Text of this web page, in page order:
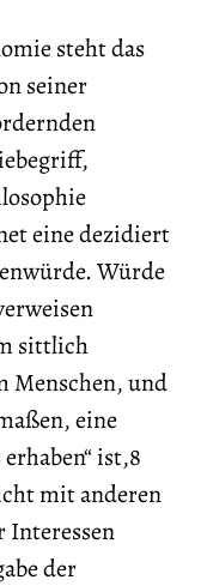
steht das
seiner
eine dezidiert
Würde
sittlich
Menschen, und
eine
ist,8
mit anderen
Interessen
der